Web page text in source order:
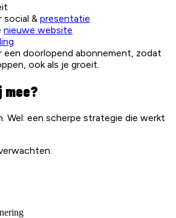
social & presentatie
nieuwe website
doorlopend abonnement, zodat
ook als je groeit.
mee?
Wel: een scherpe strategie die werkt